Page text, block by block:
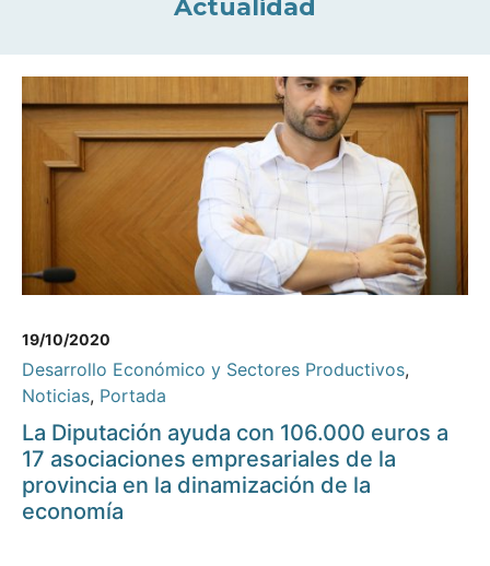
Actualidad
19/10/2020
Desarrollo Económico y Sectores Productivos,
Noticias, Portada
La Diputación ayuda con 106.000 euros a
17 asociaciones empresariales de la
provincia en la dinamización de la
economía